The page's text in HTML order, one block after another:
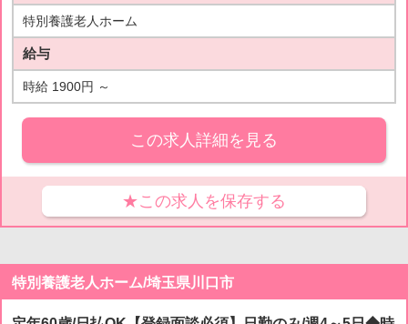
特別養護老人ホーム
給与
時給 1900円 ～
この求人詳細を見る
★この求人を保存する
特別養護老人ホーム/埼玉県川口市